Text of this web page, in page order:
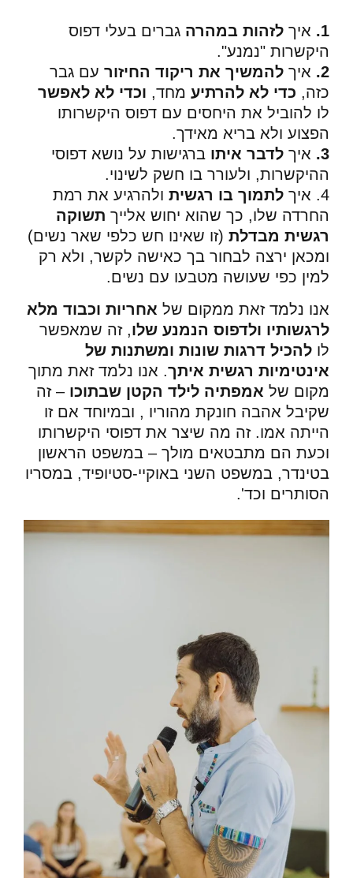
1. איך לזהות במהרה גברים בעלי דפוס
היקשרות "נמנע".
2. איך להמשיך את ריקוד החיזור עם גבר
כזה, כדי לא להרתיע מחד, וכדי לא לאפשר
לו להוביל את היחסים עם דפוס היקשרותו
הפצוע ולא בריא מאידך.
3. איך לדבר איתו ברגישות על נושא דפוסי
ההיקשרות, ולעורר בו חשק לשינוי.
4. איך
לתמוך בו רגשית ולהרגיע את רמת
החרדה שלו, כך שהוא יחוש אלייך תשוקה
רגשית מבדלת (זו שאינו חש כלפי שאר נשים)
ומכאן ירצה לבחור בך כאישה לקשר, ולא רק
למין כפי שעושה מטבעו עם נשים.
אנו נלמד זאת ממקום של אחריות וכבוד מלא
לרגשותיו ולדפוס הנמנע שלו, זה שמאפשר
לו להכיל דרגות שונות ומשתנות של
אינטימיות רגשית איתך. אנו נלמד זאת מתוך
מקום של אמפתיה לילד הקטן שבתוכו – זה
שקיבל אהבה חונקת מהוריו , ובמיוחד אם זו
הייתה אמו. זה מה שיצר את דפוסי היקשרותו
וכעת הם מתבטאים מולך – במשפט הראשון
בטינדר, במשפט השני באוקיי-סטיופיד, במסריו
הסותרים וכד'.